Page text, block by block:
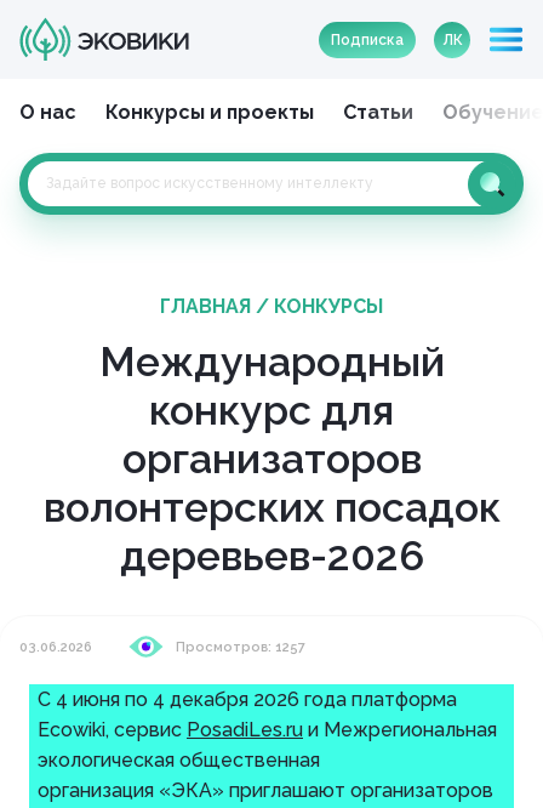
Подписка ЛК
О нас Конкурсы и проекты Статьи Обучение
ГЛАВНАЯ / КОНКУРСЫ
Международный
конкурс для
организаторов
волонтерских посадок
деревьев-2026
03.06.2026 Просмотров: 1257
С 4 июня по 4 декабря 2026 года платформа
Ecowiki, сервис PosadiLes.ru и Межрегиональная
экологическая общественная
организация «ЭКА» приглашают организаторов